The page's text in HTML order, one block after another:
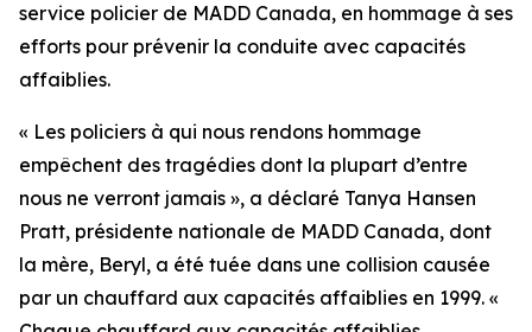
service policier de MADD Canada, en hommage à ses
efforts pour prévenir la conduite avec capacités
affaiblies.
« Les policiers à qui nous rendons hommage
empêchent des tragédies dont la plupart d’entre
nous ne verront jamais », a déclaré Tanya Hansen
Pratt, présidente nationale de MADD Canada, dont
la mère, Beryl, a été tuée dans une collision causée
par un chauffard aux capacités affaiblies en 1999. «